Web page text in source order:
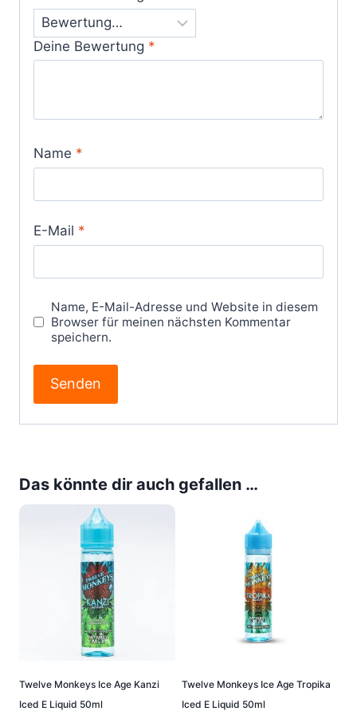
Deine Bewertung *
Name *
E-Mail *
Name, E-Mail-Adresse und Website in diesem
Browser für meinen nächsten Kommentar
speichern.
Das könnte dir auch gefallen …
Twelve Monkeys Ice Age Kanzi
Iced E Liquid 50ml
Twelve Monkeys Ice Age Tropika
Iced E Liquid 50ml